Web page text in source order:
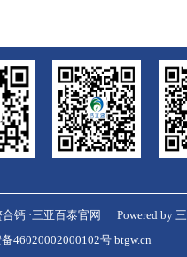
钙 ·三亚百泰官网 Powered by
46020002000102号 btgw.cn